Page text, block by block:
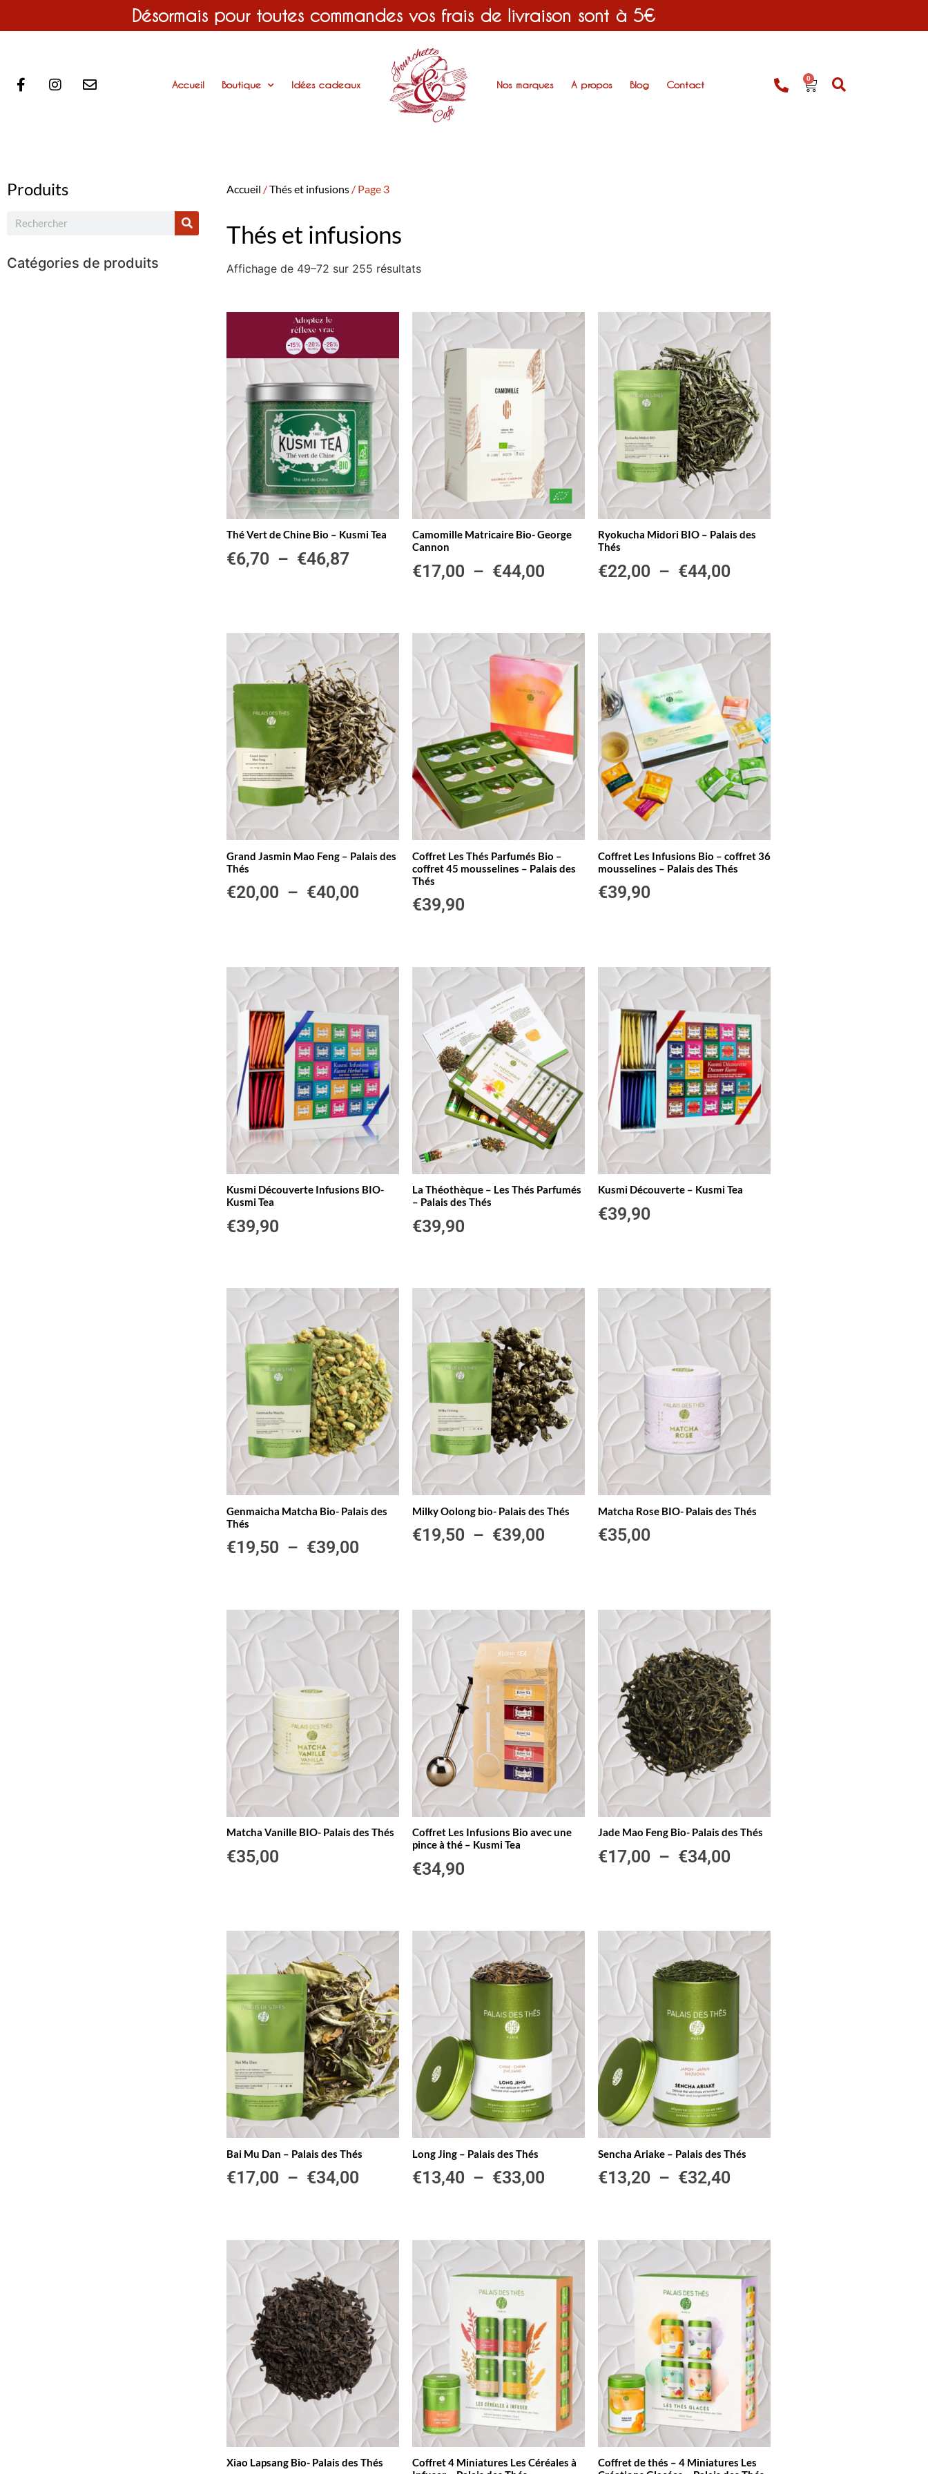
Désormais pour toutes commandes vos frais de livraison sont à 5€
Accueil Boutique Idées cadeaux Nos marques A propos Blog Contact
0
Produits
Catégories de produits
Accueil /Thés et infusions / Page 3
Thés et infusions
Affichage de 49–72 sur 255 résultats
Thé Vert de Chine Bio – Kusmi Tea
€6,70 – €46,87
Camomille Matricaire Bio- George
Cannon
€17,00 – €44,00
Ryokucha Midori BIO – Palais des
Thés
€22,00 – €44,00
Grand Jasmin Mao Feng – Palais des
Thés
€20,00 – €40,00
Coffret Les Thés Parfumés Bio –
coffret 45 mousselines – Palais des
Thés
€39,90
Coffret Les Infusions Bio – coffret 36
mousselines – Palais des Thés
€39,90
Kusmi Découverte Infusions BIO-
Kusmi Tea
€39,90
La Théothèque – Les Thés Parfumés
– Palais des Thés
€39,90
Kusmi Découverte – Kusmi Tea
€39,90
Genmaicha Matcha Bio- Palais des
Thés
€19,50 – €39,00
Milky Oolong bio- Palais des Thés
€19,50 – €39,00
Matcha Rose BIO- Palais des Thés
€35,00
Matcha Vanille BIO- Palais des Thés
€35,00
Coffret Les Infusions Bio avec une
pince à thé – Kusmi Tea
€34,90
Jade Mao Feng Bio- Palais des Thés
€17,00 – €34,00
Bai Mu Dan – Palais des Thés
€17,00 – €34,00
Long Jing – Palais des Thés
€13,40 – €33,00
Sencha Ariake – Palais des Thés
€13,20 – €32,40
Xiao Lapsang Bio- Palais des Thés
Coffret 4 Miniatures Les Céréales à
Coffret de thés – 4 Miniatures Les